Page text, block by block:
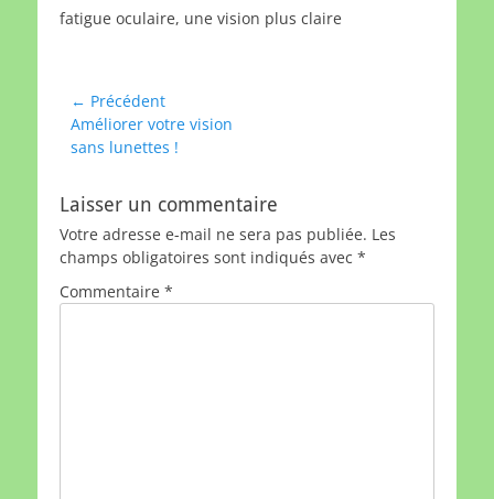
fatigue oculaire, une vision plus claire
Navigation
de
l’article
← Précédent
Article
précédent :
Améliorer votre vision
sans lunettes !
Laisser un commentaire
Votre adresse e-mail ne sera pas publiée. Les
champs obligatoires sont indiqués avec *
Commentaire *